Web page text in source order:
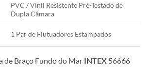
PVC / Vinil Resistente Pré-Testado de
Dupla Câmara
1 Par de Flutuadores Estampados
de Braço Fundo do Mar INTEX 56666